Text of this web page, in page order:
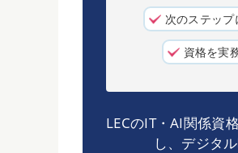
次のステッ
資格を実
LECのIT・AI関係資
し、デジタ